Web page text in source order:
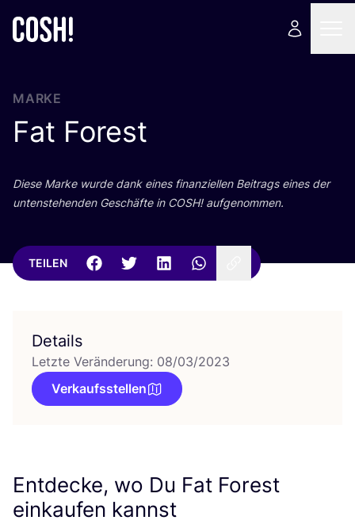
MARKE
Fat Forest
Die­se Mar­ke wur­de dank eines finan­zi­el­len Bei­trags eines der
unten­ste­hen­den Geschäf­te in COSH! aufgenommen.
TEILEN
Details
Letzte Veränderung: 08/03/2023
Verkaufsstellen
Entdecke, wo Du Fat Forest
einkaufen kannst